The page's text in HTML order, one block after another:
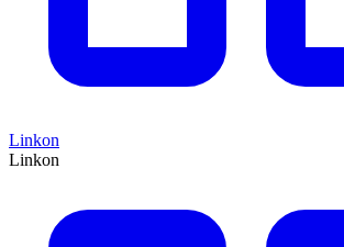
Linkon
Linkon